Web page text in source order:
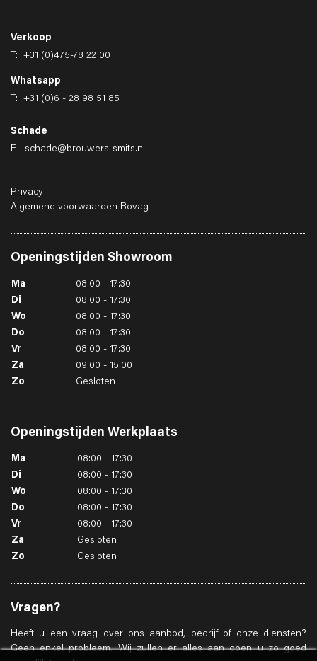
Verkoop
T: +31 (0)475-78 22 00
Whatsapp
T: +31 (0)6 - 28 98 51 85
Schade
E: schade@brouwers-smits.nl
Privacy
Algemene voorwaarden Bovag
Openingstijden Showroom
Ma
08:00 - 17:30
Di
08:00 - 17:30
Wo
08:00 - 17:30
Do
08:00 - 17:30
Vr
08:00 - 17:30
Za
09:00 - 15:00
Zo
Gesloten
Openingstijden Werkplaats
Ma
08:00 - 17:30
Di
08:00 - 17:30
Wo
08:00 - 17:30
Do
08:00 - 17:30
Vr
08:00 - 17:30
Za
Gesloten
Zo
Gesloten
Vragen?
Heeft u een vraag over ons aanbod, bedrijf of onze diensten?
Geen enkel probleem. Wij zullen er alles aan doen u zo goed